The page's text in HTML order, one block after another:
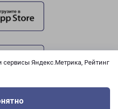
Яндекс.Метрика, Рейтинг